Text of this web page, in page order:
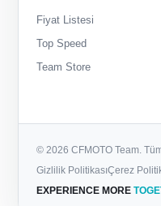
Fiyat Listesi
Top Speed
Team Store
© 2026 CFMOTO Team.
Gizlilik PolitikasıÇerez
EXPERIENCE MORE